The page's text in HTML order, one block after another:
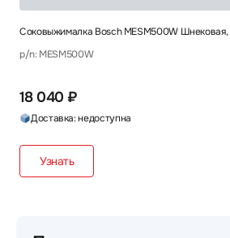
Соковыжималка Bosch MESM500W Шнековая,
p/n: MESM500W
18 040 ₽
Доставка: недоступна
Узнать